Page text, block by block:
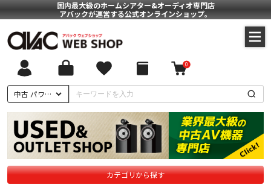
国内最大級のホームシアター&オーディオ専門店
アバックが運営する公式オンラインショップ。
中古 パワーアンプ
0
カテゴリから探す
いて
基づく表記
リシー